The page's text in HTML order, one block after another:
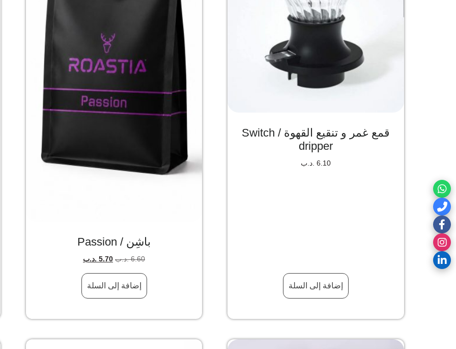
قمع غمر و تنقيع القهوة / Switch
dripper
6.10 .د.ب
إضافة إلى السلة
باشِن / Passion
6.60 .د.ب 5.70 .د.ب
إضافة إلى السلة